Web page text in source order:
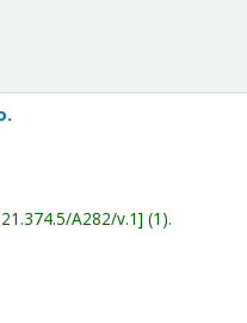
A282/v.1 (1).